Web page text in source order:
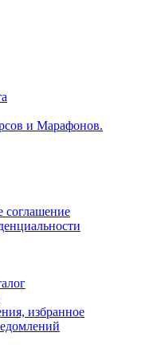
и Марафонов.
соглашение
избранное